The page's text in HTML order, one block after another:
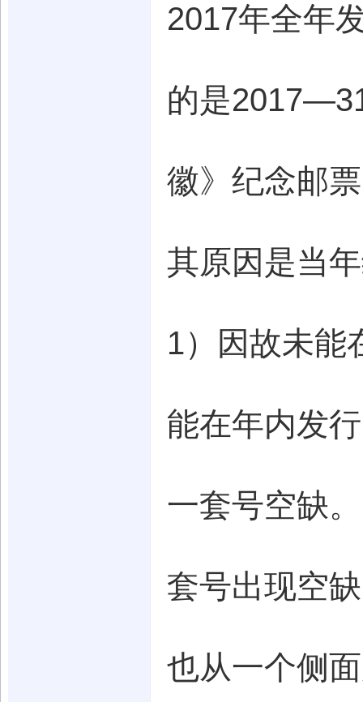
2017年全年
的是
徽》纪念邮
其原因是当
1）因故未能
能在年内发
一套号空缺。
套号出现空
也从一个侧